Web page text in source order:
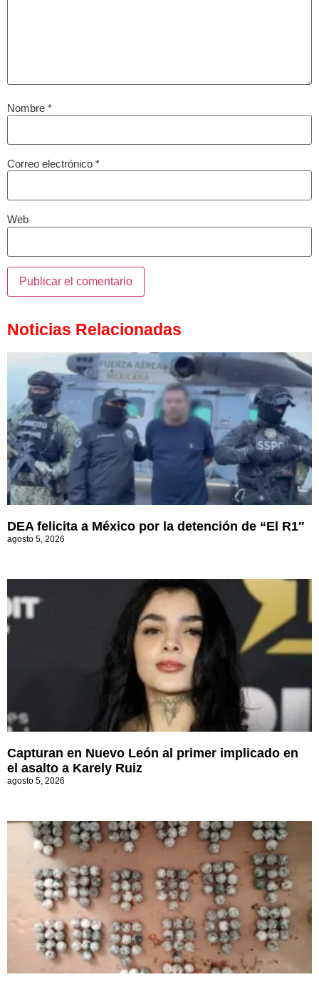
Nombre *
Correo electrónico *
Web
Noticias Relacionadas
DEA felicita a México por la detención de “El R1″
agosto 5, 2026
Capturan en Nuevo León al primer implicado en
el asalto a Karely Ruiz
agosto 5, 2026